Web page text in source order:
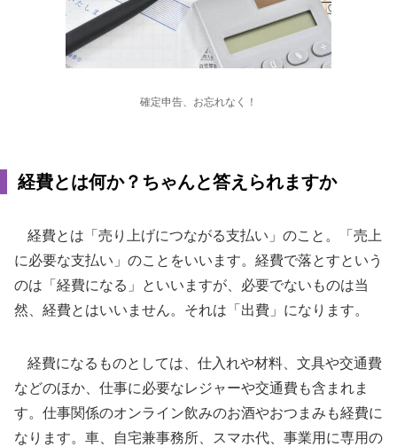
確定申告、お忘れなく！
経費とは何か？ちゃんと答えられますか
経費とは「売り上げにつながる支払い」のこと。「売上
に必要な支払い」のことをいいます。経費で落とすという
のは「経費になる」といいますが、必要でないものは当
然、経費とはいいません。それは「出費」になります。
経費になるものとしては、仕入れや材料、文具や交通費
などのほか、仕事に必要なレジャーや交通費も含まれま
す。仕事関係のオンライン飲みのお酒やおつまみも経費に
なります。車、自宅兼事務所、スマホ代、事業用に専用の